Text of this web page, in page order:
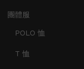
團體服
POLO 恤
T 恤